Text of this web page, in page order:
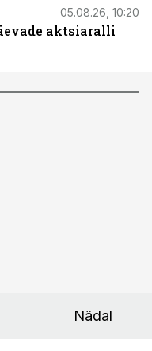
05.08.26, 10:20
aktsiaralli
Nädal